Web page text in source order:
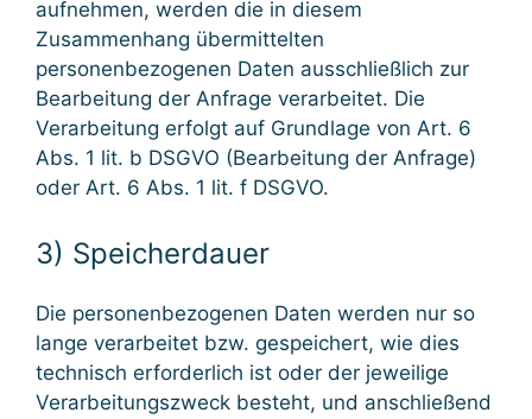
aufnehmen, werden die in diesem
Zusammenhang übermittelten
personenbezogenen Daten ausschließlich zur
Bearbeitung der Anfrage verarbeitet. Die
Verarbeitung erfolgt auf Grundlage von Art. 6
Abs. 1 lit. b DSGVO (Bearbeitung der Anfrage)
oder Art. 6 Abs. 1 lit. f DSGVO.
3) Speicherdauer
Die personenbezogenen Daten werden nur so
lange verarbeitet bzw. gespeichert, wie dies
technisch erforderlich ist oder der jeweilige
Verarbeitungszweck besteht, und anschließend